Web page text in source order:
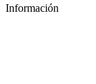
Información